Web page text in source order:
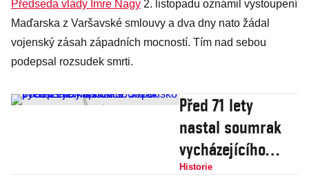
Předseda vlády Imre Nagy 2. listopadu oznámil vystoupení
Maďarska z Varšavské smlouvy a dva dny nato žádal
vojenský zásah západních mocností. Tím nad sebou
podepsal rozsudek smrti.
Před 71 lety
nastal soumrak
vycházejícího
slunce. Japonsko
Historie